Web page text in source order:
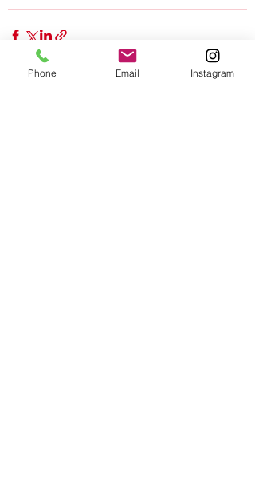
Phone Email Instagram